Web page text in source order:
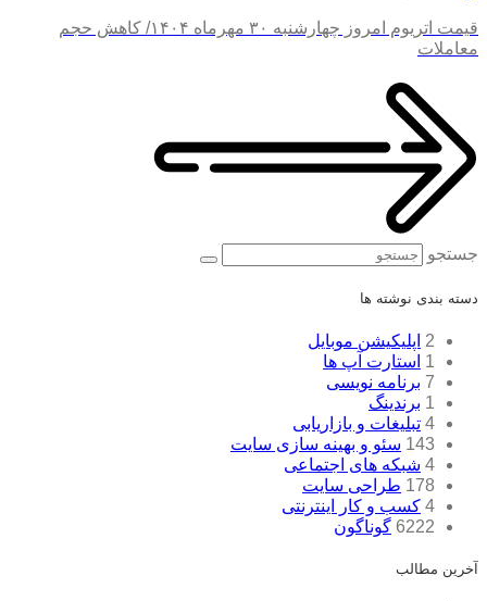
قیمت اتریوم امروز چهارشنبه ۳۰ مهرماه ۱۴۰۴/ کاهش حجم
معاملات
جستجو
دسته بندی نوشته ها
2 اپلیکیشن موبایل
1 استارت آپ ها
7 برنامه نویسی
1 برندینگ
4 تبلیغات و بازاریابی
143 سئو و بهینه سازی سایت
4 شبکه های اجتماعی
178 طراحی سایت
4 کسب و کار اینترنتی
6222 گوناگون
آخرین مطالب